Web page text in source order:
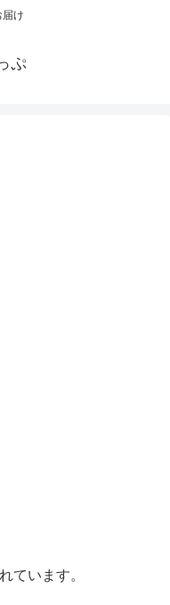
届け
ぷ
ています。